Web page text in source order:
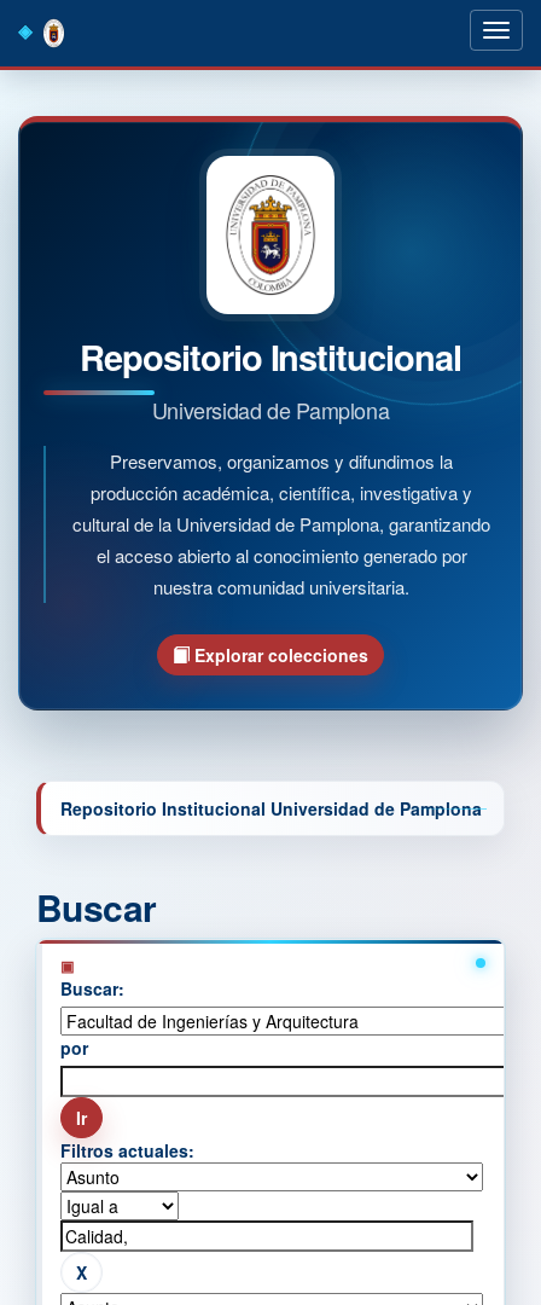
navigation
Repositorio Institucional
Universidad de Pamplona
Preservamos, organizamos y difundimos la
producción académica, científica, investigativa y
cultural de la Universidad de Pamplona, garantizando
el acceso abierto al conocimiento generado por
nuestra comunidad universitaria.
Explorar colecciones
Repositorio Institucional Universidad de Pamplona
Buscar
Buscar:
por
Filtros actuales: